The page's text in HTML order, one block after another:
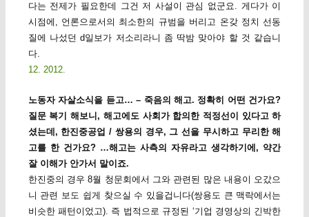
다는 전제가 필요한데 그건 저 사설이 관심 없군요. 게다가 이
시점에, 언론으로서의 최소한의 규범을 버리고 온갖 정치 선동
질에 나섰던 d일보가 저소리라니 좀 딱밤 맞아야 할 것 같습니
다.
12. 2012.
노동자 자살소식을 듣고… – 죽음의 해고. 정확히 어떤 건가요?
질문 복기 해보니, 해고에도 사회가 합의한 적정선이 있다고 하
셨는데, 한진중공업 / 쌍용의 경우, 그 선을 무시하고 무리한 해
고를 한 건가요? …해고는 사측의 자유라고 생각하기에, 약간
잘 이해가 안가서 말이죠.
한진중의 경우 8월 청문회에서 그와 관련된 많은 내용이 오갔으
니 관련 보도 쉽게 찾으실 수 있을겁니다(쌍용도 큰 맥락에서는
비슷한 패턴이었고). 즉 법적으로 규정된 ‘기업 경영상의 긴박한